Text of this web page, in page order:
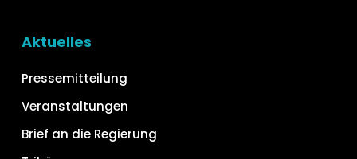
Aktuelles
Pressemitteilung
Veranstaltungen
Brief an die Regierung